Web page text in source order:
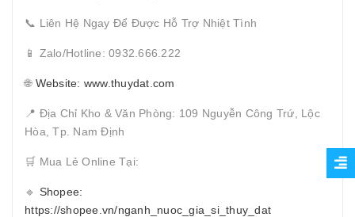
📞 Liên Hệ Ngay Để Được Hỗ Trợ Nhiệt Tình
📱 Zalo/Hotline: 0932.666.222
🌐 Website: www.thuydat.com
📍 Địa Chỉ Kho & Văn Phòng: 109 Nguyễn Công Trứ, Lộc
Hòa, Tp. Nam Định
🛒 Mua Lẻ Online Tại:
🔹 Shopee:
https://shopee.vn/nganh_nuoc_gia_si_thuy_dat